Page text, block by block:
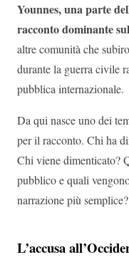
Younnes, una parte
racconto dominante
altre comunità che
durante la guerra civile
pubblica internazionale.
Da qui nasce uno dei
per il racconto. Chi ha
Chi viene dimenticato?
pubblico e quali
narrazione più semplice?
L’accusa